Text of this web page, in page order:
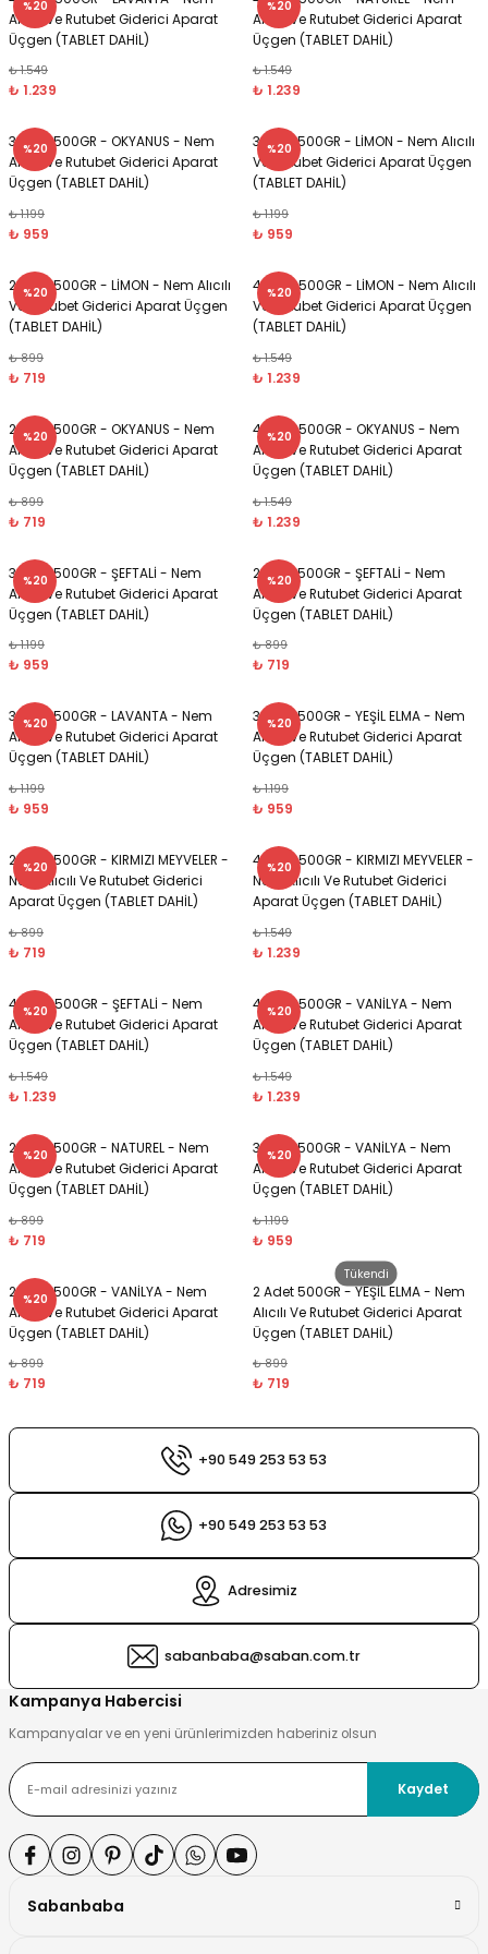
%20
Alıcılı Ve Rutubet Giderici Aparat
Üçgen (TABLET DAHİL)
₺ 1.549
₺ 1.239
%20
Alıcılı Ve Rutubet Giderici Aparat
Üçgen (TABLET DAHİL)
₺ 1.549
₺ 1.239
%20
3 Adet 500GR - OKYANUS - Nem
Alıcılı Ve Rutubet Giderici Aparat
Üçgen (TABLET DAHİL)
₺ 1.199
₺ 959
%20
3 Adet 500GR - LİMON - Nem Alıcılı
Ve Rutubet Giderici Aparat Üçgen
(TABLET DAHİL)
₺ 1.199
₺ 959
%20
2 Adet 500GR - LİMON - Nem Alıcılı
Ve Rutubet Giderici Aparat Üçgen
(TABLET DAHİL)
₺ 899
₺ 719
%20
4 Adet 500GR - LİMON - Nem Alıcılı
Ve Rutubet Giderici Aparat Üçgen
(TABLET DAHİL)
₺ 1.549
₺ 1.239
%20
2 Adet 500GR - OKYANUS - Nem
Alıcılı Ve Rutubet Giderici Aparat
Üçgen (TABLET DAHİL)
₺ 899
₺ 719
%20
4 Adet 500GR - OKYANUS - Nem
Alıcılı Ve Rutubet Giderici Aparat
Üçgen (TABLET DAHİL)
₺ 1.549
₺ 1.239
%20
3 Adet 500GR - ŞEFTALİ - Nem
Alıcılı Ve Rutubet Giderici Aparat
Üçgen (TABLET DAHİL)
₺ 1.199
₺ 959
%20
2 Adet 500GR - ŞEFTALİ - Nem
Alıcılı Ve Rutubet Giderici Aparat
Üçgen (TABLET DAHİL)
₺ 899
₺ 719
%20
3 Adet 500GR - LAVANTA - Nem
Alıcılı Ve Rutubet Giderici Aparat
Üçgen (TABLET DAHİL)
₺ 1.199
₺ 959
%20
3 Adet 500GR - YEŞİL ELMA - Nem
Alıcılı Ve Rutubet Giderici Aparat
Üçgen (TABLET DAHİL)
₺ 1.199
₺ 959
%20
2 Adet 500GR - KIRMIZI MEYVELER -
Nem Alıcılı Ve Rutubet Giderici
Aparat Üçgen (TABLET DAHİL)
₺ 899
₺ 719
%20
4 Adet 500GR - KIRMIZI MEYVELER -
Nem Alıcılı Ve Rutubet Giderici
Aparat Üçgen (TABLET DAHİL)
₺ 1.549
₺ 1.239
%20
4 Adet 500GR - ŞEFTALİ - Nem
Alıcılı Ve Rutubet Giderici Aparat
Üçgen (TABLET DAHİL)
₺ 1.549
₺ 1.239
%20
4 Adet 500GR - VANİLYA - Nem
Alıcılı Ve Rutubet Giderici Aparat
Üçgen (TABLET DAHİL)
₺ 1.549
₺ 1.239
%20
2 Adet 500GR - NATUREL - Nem
Alıcılı Ve Rutubet Giderici Aparat
Üçgen (TABLET DAHİL)
₺ 899
₺ 719
%20
3 Adet 500GR - VANİLYA - Nem
Alıcılı Ve Rutubet Giderici Aparat
Üçgen (TABLET DAHİL)
₺ 1.199
₺ 959
%20
2 Adet 500GR - VANİLYA - Nem
Alıcılı Ve Rutubet Giderici Aparat
Üçgen (TABLET DAHİL)
₺ 899
₺ 719
Tükendi
2 Adet 500GR - YEŞİL ELMA - Nem
Alıcılı Ve Rutubet Giderici Aparat
Üçgen (TABLET DAHİL)
₺ 899
₺ 719
+90 549 253 53 53
+90 549 253 53 53
Adresimiz
sabanbaba@saban.com.tr
Kampanya Habercisi
Kampanyalar ve en yeni ürünlerimizden haberiniz olsun
Kaydet
Sabanbaba
ve Çamaşır Sepeti
Macunluk
Seti
Ürünleri
Ayaklar